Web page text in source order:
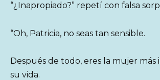
“¿Inapropiado?” repetí con falsa
“Oh, Patricia, no seas tan sensible.
Después de todo, eres la mujer
su vida.